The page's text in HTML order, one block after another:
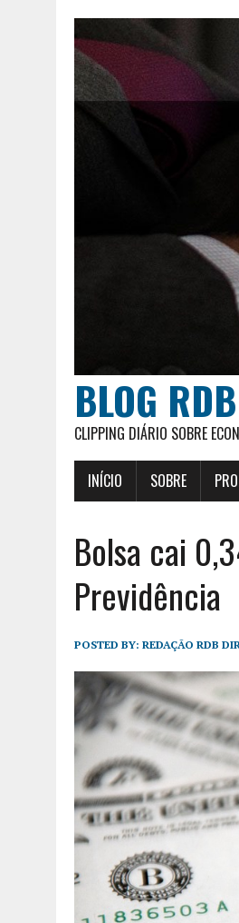
BLOG
CLIPPING DIÁRIO SOBRE
INÍCIO SOBRE
Bolsa cai
Previdência
POSTED BY: REDAÇÃO RDB